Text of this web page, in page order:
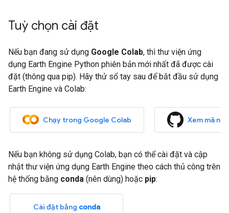
Tuỳ chọn cài đặt
Nếu bạn đang sử dụng Google Colab, thì thư viện ứng
dụng Earth Engine Python phiên bản mới nhất đã được cài
đặt (thông qua pip). Hãy thử sổ tay sau để bắt đầu sử dụng
Earth Engine và Colab:
Chạy trong Google Colab Xem mã
Nếu bạn không sử dụng Colab, bạn có thể cài đặt và cập
nhật thư viện ứng dụng Earth Engine theo cách thủ công trên
hệ thống bằng conda (nên dùng) hoặc pip:
Cài đặt bằng conda